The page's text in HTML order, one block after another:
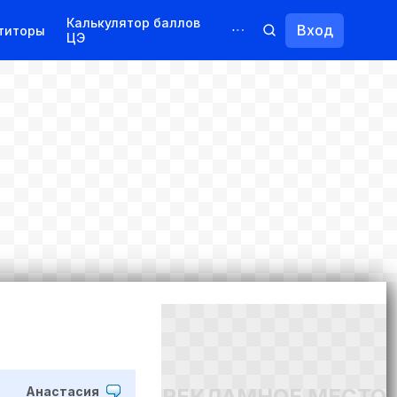
Калькулятор баллов
ЦЭ
Вход
Анастасия